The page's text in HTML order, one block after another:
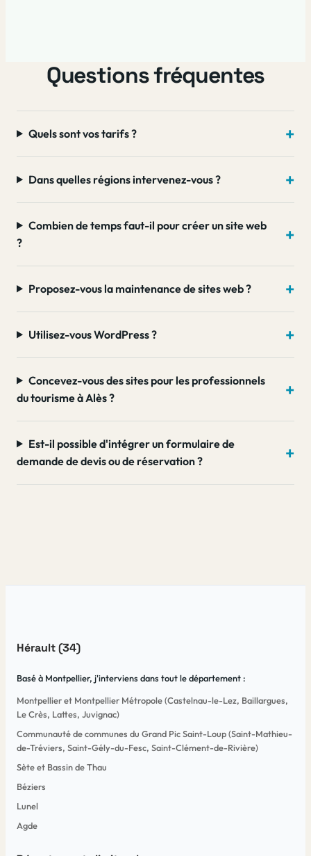
Questions fréquentes
Quels sont vos tarifs ?
Dans quelles régions intervenez-vous ?
Combien de temps faut-il pour créer un site web
?
Proposez-vous la maintenance de sites web ?
Utilisez-vous WordPress ?
Concevez-vous des sites pour les professionnels
du tourisme à Alès ?
Est-il possible d'intégrer un formulaire de
demande de devis ou de réservation ?
Hérault (34)
Basé à Montpellier, j'interviens dans tout le département :
Montpellier et Montpellier Métropole (Castelnau-le-Lez, Baillargues,
Le Crès, Lattes, Juvignac)
Communauté de communes du Grand Pic Saint-Loup (Saint-Mathieu-
de-Tréviers, Saint-Gély-du-Fesc, Saint-Clément-de-Rivière)
Sète et Bassin de Thau
Béziers
Lunel
Agde